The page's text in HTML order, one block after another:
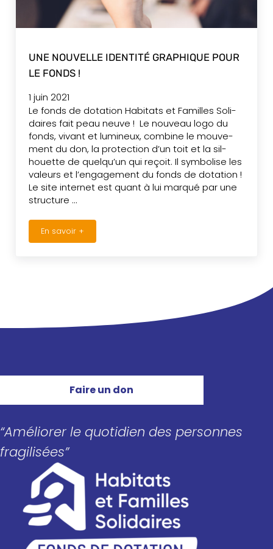
UNE NOUVELLE IDENTITÉ GRAPHIQUE POUR
LE FONDS !
1 juin 2021
Le fonds de dota­tion Habi­tats et Familles Soli­
daires fait peau neuve ! Le nouveau logo du
fonds, vivant et lumi­neux, combine le mou­ve­
ment du don, la pro­tec­tion d’un toit et la sil­
houette de quel­qu’un qui reçoit. Il sym­bo­lise les
valeurs et l’en­ga­ge­ment du fonds de dotation !
Le site inter­net est quant à lui marqué par une
struc­ture …
En savoir +Une nouvelle identité graphique pour le fonds !
Faire un don
“Améliorer le quotidien des personnes
fragilisées”